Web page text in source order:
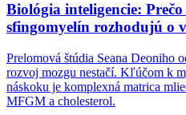
Biológia inteligencie:
sfingomyelín rozhodujú o
Prelomová štúdia Seana Deoniho
rozvoj mozgu nestačí. Kľúčom k
náskoku je komplexná matrica
MFGM a cholesterol.